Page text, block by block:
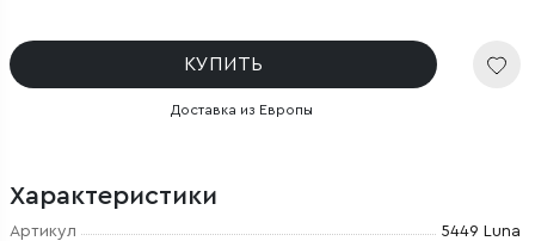
КУПИТЬ
Доставка из Европы
Характеристики
Артикул
5449 Luna